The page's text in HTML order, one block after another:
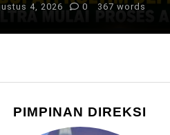
4, 2026 0 367 words
PIMPINAN DIREKSI